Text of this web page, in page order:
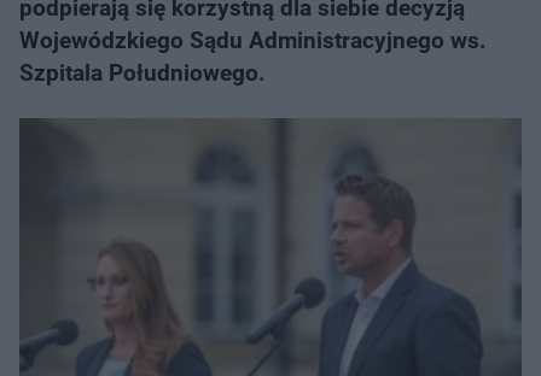
podpierają się korzystną dla siebie decyzją
Wojewódzkiego Sądu Administracyjnego ws.
Szpitala Południowego.